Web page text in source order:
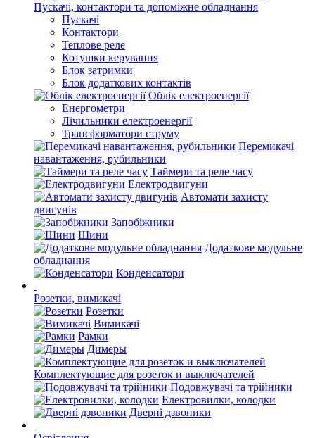
Пускачі, контактори та допоміжне обладнання
Пускачі
Контактори
Теплове реле
Котушки керування
Блок затримки
Блок додаткових контактів
Облік електроенергії
Енергометри
Лічильники електроенергії
Трансформатори струму
Перемикачі
навантаження, рубильники
Таймери та реле часу
Електродвигуни
Автомати захисту
двигунів
Запобіжники
Шини
Додаткове модульне
обладнання
Конденсатори
Розетки, вимикачі
Розетки
Вимикачі
Рамки
Димеры
Комплектующие для розеток и выключателей
Подовжувачі та трійники
Електровилки, колодки
Дверні дзвоники